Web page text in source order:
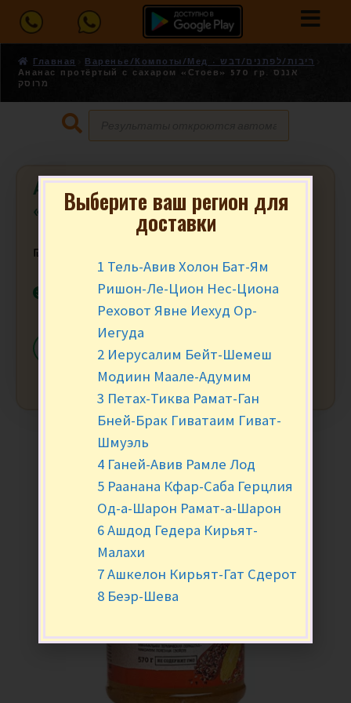
Главная
Варенье/Компоты/Мед - ריבות/לפתנים/דבש
Ананас протёртый с сахаром «Стоев» 570 гр. אננס
מרוסק
Ананас протёртый с сахаром
«Стоев» 570 гр. אננס מרוסק
₪
В наличии
+ В КОРЗИНУ
Выберите ваш регион для
доставки
1 Тель-Авив Холон Бат-Ям
Ришон-Ле-Цион Нес-Циона
Реховот Явне Иехуд Ор-
Иегуда
2 Иерусалим Бейт-Шемеш
Модиин Маале-Адумим
3 Петах-Тиква Рамат-Ган
Бней-Брак Гиватаим Гиват-
Шмуэль
4 Ганей-Авив Рамле Лод
5 Раанана Кфар-Саба Герцлия
Од-а-Шарон Рамат-а-Шарон
6 Ашдод Гедера Кирьят-
Малахи
7 Ашкелон Кирьят-Гат Сдерот
8 Беэр-Шева